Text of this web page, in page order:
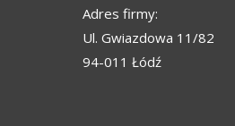
Adres firmy:
Ul. Gwiazdowa 11/82
94-011 Łódź